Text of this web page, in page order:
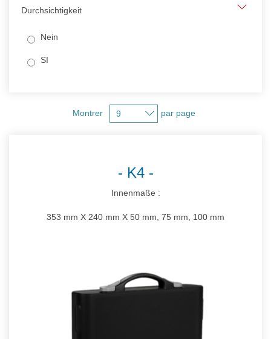
Durchsichtigkeit
Nein
SI
Montrer par page
K4
Innenmaße :
353 mm X 240 mm X 50 mm, 75 mm, 100 mm